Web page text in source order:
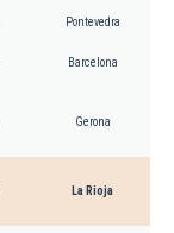
Pontevedra
Barcelona
Gerona
La Rioja